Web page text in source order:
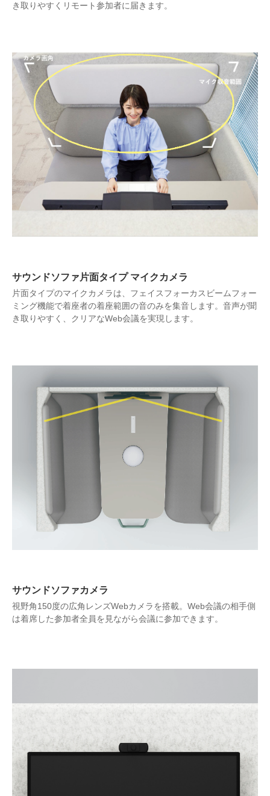
き取りやすくリモート参加者に届きます。
サウンドソファ片面タイプ マイクカメラ
片面タイプのマイクカメラは、フェイスフォーカスビームフォー
ミング機能で着座者の着座範囲の音のみを集音します。音声が聞
き取りやすく、クリアなWeb会議を実現します。
サウンドソファカメラ
視野角150度の広角レンズWebカメラを搭載。Web会議の相手側
は着席した参加者全員を見ながら会議に参加できます。